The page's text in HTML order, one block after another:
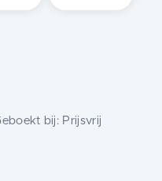
bij: Prijsvrij